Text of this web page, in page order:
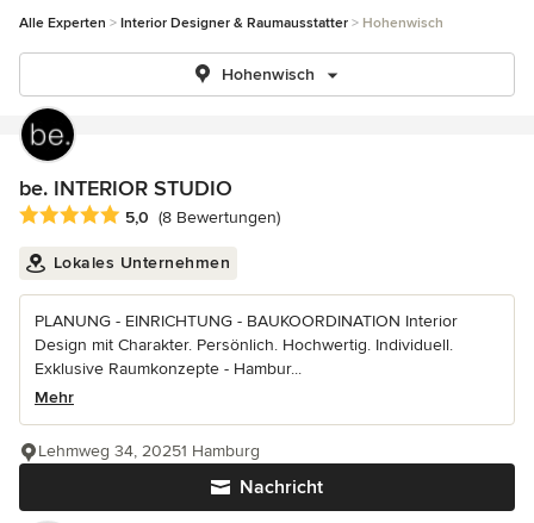
Alle Experten Interior Designer & Raumausstatter Hohenwisch
Hohenwisch
be. INTERIOR STUDIO
Durchschnittliche Bewertung: 5 von 5 Sternen
5,0 (8 Bewertungen)
Lokales Unternehmen
PLANUNG - EINRICHTUNG - BAUKOORDINATION Interior
Design mit Charakter. Persönlich. Hochwertig. Individuell.
Exklusive Raumkonzepte - Hambur...
Mehr
Nachricht
Lehmweg 34, 20251 Hamburg